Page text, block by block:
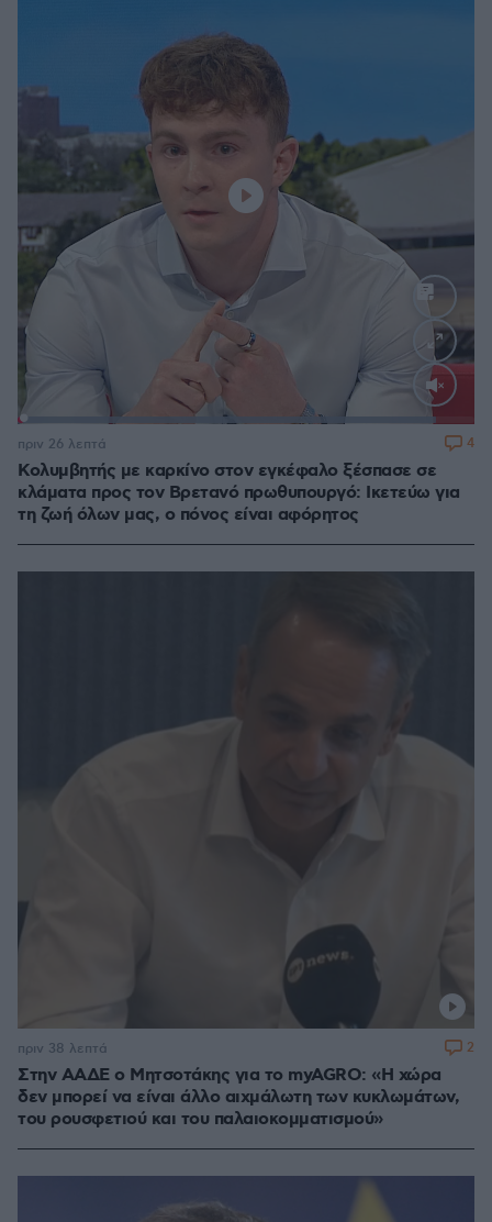
Loaded
Κολυμβητής με καρκίνο στον εγκέφαλο ξέσπασε σε
κλάματα προς τον Βρετανό πρωθυπουργό: Ικετεύω για
τη ζωή όλων μας, ο πόνος είναι αφόρητος
πριν 26 λεπτά 4
Στην ΑΑΔΕ ο Μητσοτάκης για το myAGRO: «Η χώρα
δεν μπορεί να είναι άλλο αιχμάλωτη των κυκλωμάτων,
του ρουσφετιού και του παλαιοκομματισμού»
πριν 38 λεπτά 2